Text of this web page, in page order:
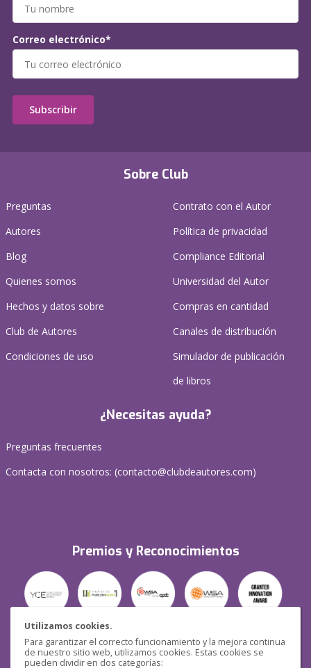
Utilizamos cookies.
Para garantizar el correcto funcionamiento y la mejora continua
de nuestro sitio web, utilizamos cookies. Estas cookies se
pueden dividir en dos categorías:
Sobre Club
Preguntas
Autores
Blog
Quienes somos
Hechos y datos sobre
Club de Autores
Condiciones de uso
Contrato con el Autor
Política de privacidad
Compliance Editorial
Universidad del Autor
Compras en cantidad
Canales de distribución
Simulador de publicación
de libros
¿Necesitas ayuda?
Preguntas frecuentes
Contacta con nosotros: (contacto@clubdeautores.com)
Premios y Reconocimientos
Seguridad
Correo electrónico*
Subscribir